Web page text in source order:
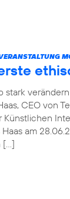
CEO von
am
[…]